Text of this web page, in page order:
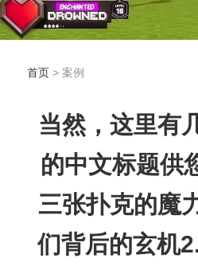
首页> 案例
当然，这里有
的中文标题供
三张扑克的魔
们背后的玄机